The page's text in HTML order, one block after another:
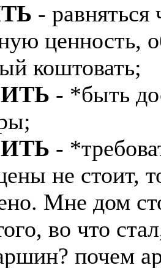
Официальное
5-6 дневная
оформление
>
границы,
подобранной заранее
и место
по
ЛЮБОГО
как
ходе консультации
услуги
банка на телефон),
НЕ
не нужен, но
менеджер,
курьер, курьер
-
ценность,
коштовать;
- *быть
-
не стоит,
Мне дом
во что
почем